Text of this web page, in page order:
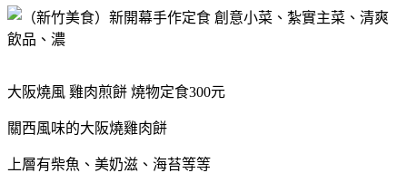
大阪燒風 雞肉煎餅 燒物定食300元
關西風味的大阪燒雞肉餅
上層有柴魚、美奶滋、海苔等等